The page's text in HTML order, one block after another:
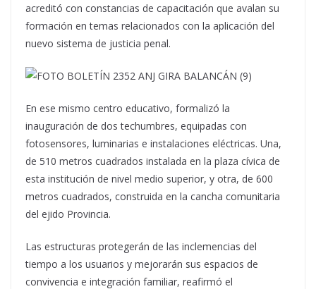
acreditó con constancias de capacitación que avalan su
formación en temas relacionados con la aplicación del
nuevo sistema de justicia penal.
En ese mismo centro educativo, formalizó la
inauguración de dos techumbres, equipadas con
fotosensores, luminarias e instalaciones eléctricas. Una,
de 510 metros cuadrados instalada en la plaza cívica de
esta institución de nivel medio superior, y otra, de 600
metros cuadrados, construida en la cancha comunitaria
del ejido Provincia.
Las estructuras protegerán de las inclemencias del
tiempo a los usuarios y mejorarán sus espacios de
convivencia e integración familiar, reafirmó el